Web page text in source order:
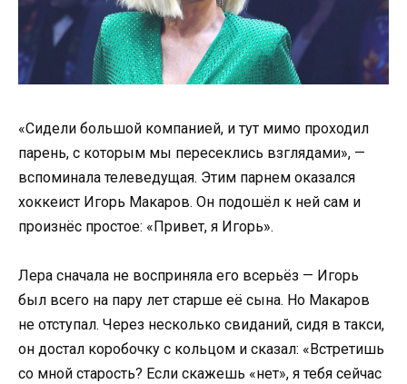
«Сидели большой компанией, и тут мимо проходил
парень, с которым мы пересеклись взглядами», —
вспоминала телеведущая. Этим парнем оказался
хоккеист Игорь Макаров. Он подошёл к ней сам и
произнёс простое: «Привет, я Игорь».
Лера сначала не восприняла его всерьёз — Игорь
был всего на пару лет старше её сына. Но Макаров
не отступал. Через несколько свиданий, сидя в такси,
он достал коробочку с кольцом и сказал: «Встретишь
со мной старость? Если скажешь «нет», я тебя сейчас